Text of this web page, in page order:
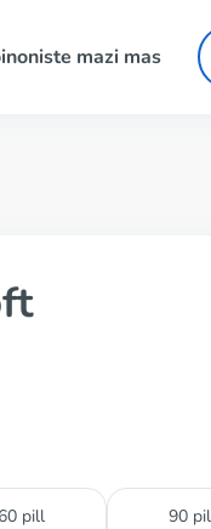
mazi mas
60 pill 90